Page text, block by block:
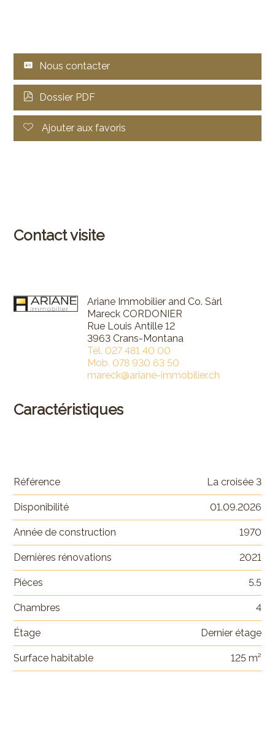
Nous contacter
Dossier PDF
Ajouter aux favoris
Contact visite
Ariane Immobilier and Co. Sàrl
Mareck CORDONIER
Rue Louis Antille 12
3963 Crans-Montana
Tél. 027 481 40 00
Mob. 078 930 63 50
mareck@ariane-immobilier.ch
Caractéristiques
Référence La croisée 3
Disponibilité 01.09.2026
Année de construction 1970
Dernières rénovations 2021
Pièces 5.5
Chambres 4
Étage Dernier étage
Surface habitable 125 m²